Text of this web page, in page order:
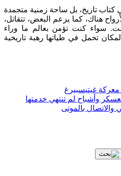
تاريخ، بل ساحة زمنية متجمدة
هناك، كما يزعم البعض، تتقاتل،
سواء كنت تؤمن بعالم ما وراء
تحمل في طياتها رهبة تاريخية
غيتيسبيرغ
وأشباح لم تنتهي خدمتها
والاتصال بالموتى